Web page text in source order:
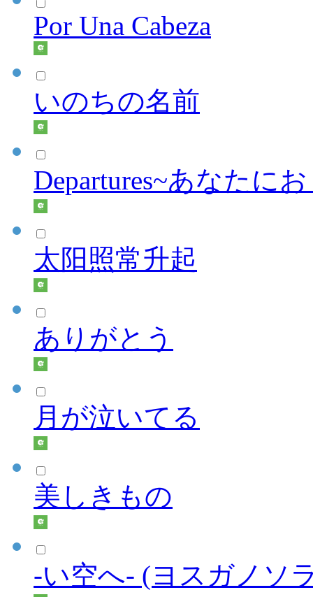
Por Una Cabeza
いのちの名前
Departures~あなたに
太阳照常升起
ありがとう
月が泣いてる
美しきもの
-い空へ- (ヨスガノソ